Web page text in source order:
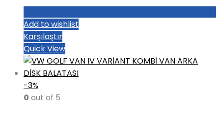
Add to wishlist
Karşılaştır
Quick View
-3%
0 out of 5